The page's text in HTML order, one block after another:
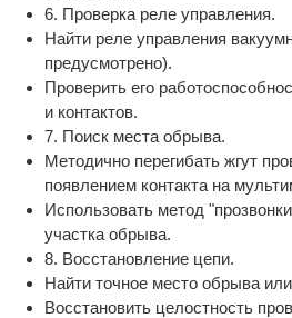
6. Проверка реле управления.
Найти реле управления
предусмотрено).
Проверить его
и контактов.
7. Поиск места обрыва.
Методично перегибать жгут
появлением контакта на
Использовать метод
участка обрыва.
8. Восстановление цепи.
Найти точное место обрыва
Восстановить целостность